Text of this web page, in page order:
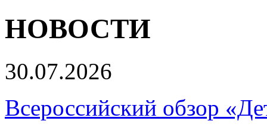
НОВОСТИ
30.07.2026
Всероссийский обзор